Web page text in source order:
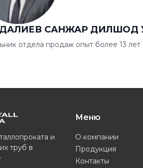
САНЖАР ДИЛШОД
отдела продаж опыт более 13 лет
и
труб в
Меню
О компании
Продукция
Контакты